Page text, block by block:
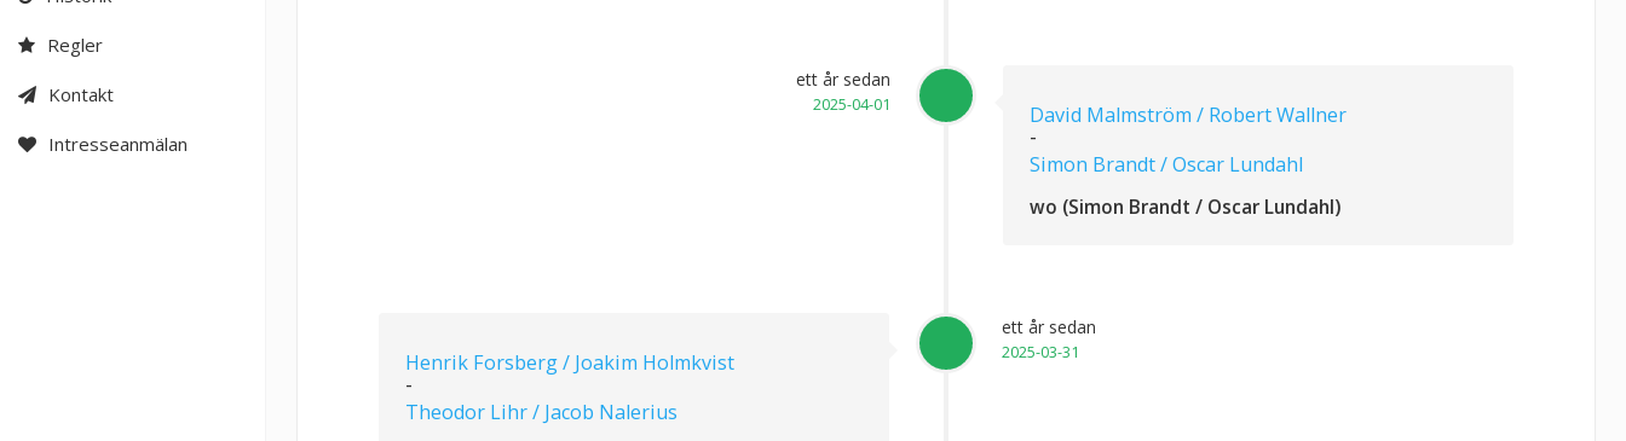
Regler
Kontakt
Intresseanmälan
David Malmström / Robert Wallner
-
Simon Brandt / Oscar Lundahl
wo (Simon Brandt / Oscar Lundahl)
ett år sedan
2025-04-01
Henrik Forsberg / Joakim Holmkvist
-
Theodor Lihr / Jacob Nalerius
ett år sedan
2025-03-31